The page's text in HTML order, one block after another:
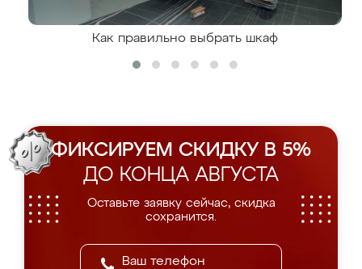
Как правильно выбрать шкаф
ФИКСИРУЕМ СКИДКУ В 5%
ДО КОНЦА АВГУСТА
Оставьте заявку сейчас, скидка
сохранится.